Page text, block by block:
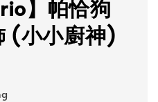
】帕恰狗
(小小廚神)